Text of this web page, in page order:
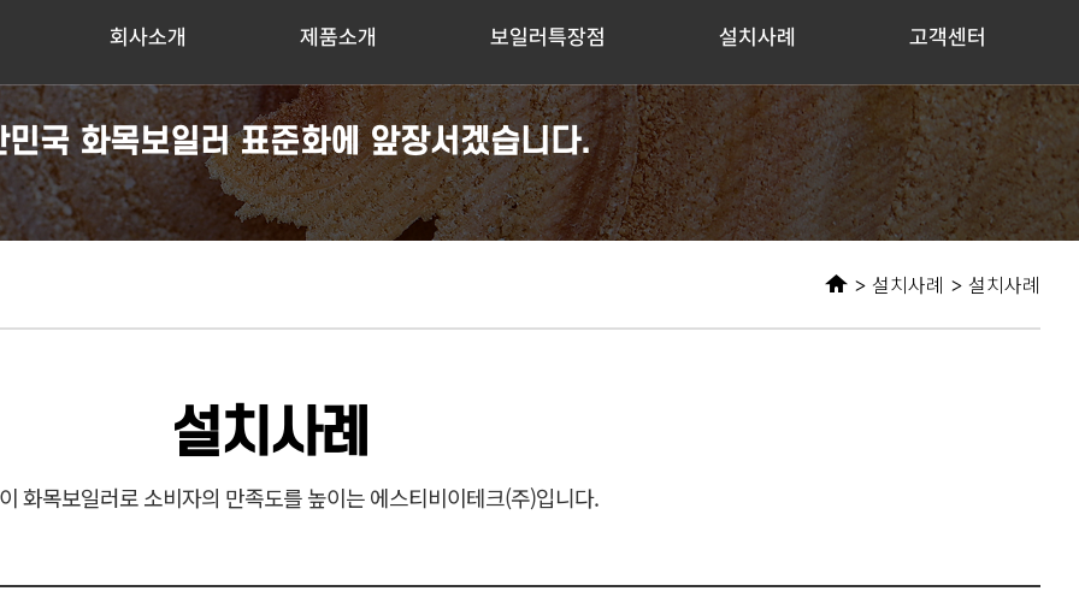
회사소개 제품소개 보일러특장점 설치사례 고객센터
민국 화목보일러 표준화에 앞장서겠습니다.
설치사례 설치사례
설치사례
화목보일러로 소비자의 만족도를 높이는 에스티비이테크(주)입니다.